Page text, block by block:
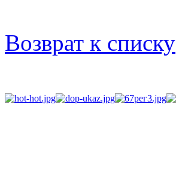
Возврат к списку